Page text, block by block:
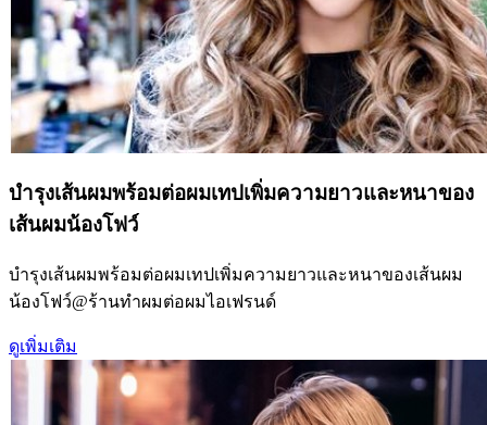
บำรุงเส้นผมพร้อมต่อผมเทปเพิ่มความยาวและหนาของ
เส้นผมน้องโฟว์
บำรุงเส้นผมพร้อมต่อผมเทปเพิ่มความยาวและหนาของเส้นผม
น้องโฟว์@ร้านทำผมต่อผมไอเฟรนด์
ดูเพิ่มเติม